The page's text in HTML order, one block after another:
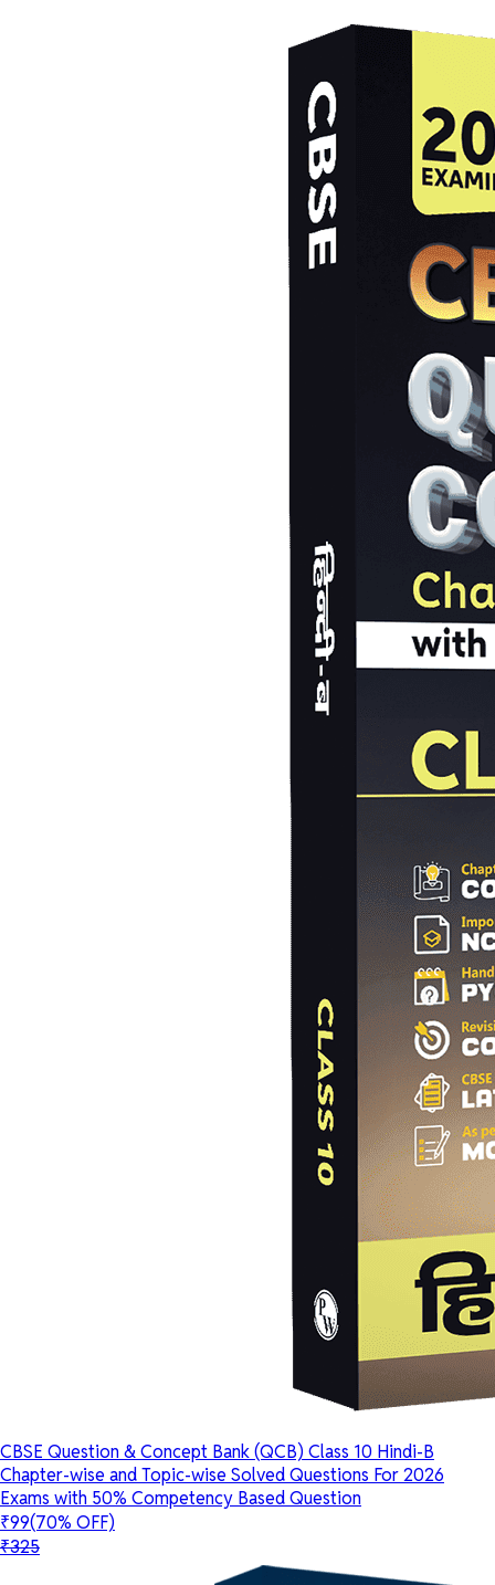
CBSE Question & Concept Bank (QCB) Class 10 Hindi-B
Chapter-wise and Topic-wise Solved Questions For 2026
Exams with 50% Competency Based Question
₹99(70% OFF)
₹325